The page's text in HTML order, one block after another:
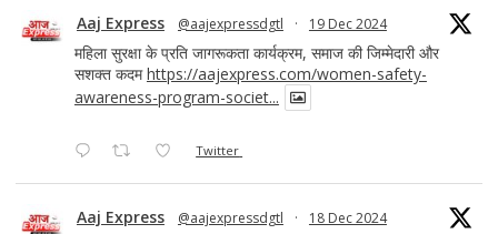
Aaj Express @aajexpressdgtl · 19 Dec 2024
महिला सुरक्षा के प्रति जागरूकता कार्यक्रम, समाज की जिम्मेदारी और
सशक्त कदमhttps://aajexpress.com/women-safety-
awareness-program-societ...
Twitter
Aaj Express @aajexpressdgtl · 18 Dec 2024